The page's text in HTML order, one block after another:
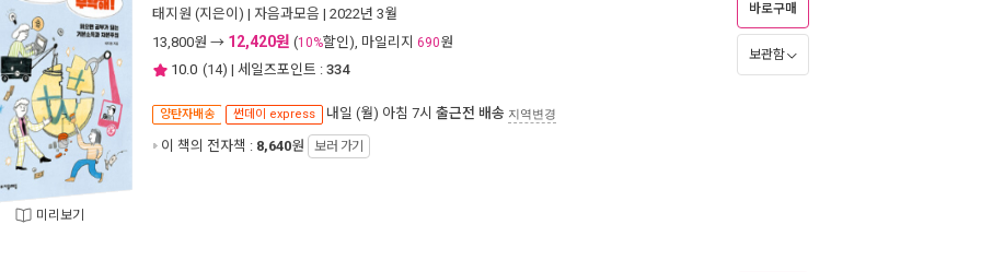
미리보기
태지원 (지은이) | 자음과모음 | 2022년 3월
13,800원 → 12,420원 (10%할인), 마일리지 690원
10.0 (14) | 세일즈포인트 : 334
양탄자배송 썬데이 express 내일 (월) 아침 7시 출근전 배송 지역변경
이 책의 전자책 : 8,640원 보러 가기
바로구매
보관함